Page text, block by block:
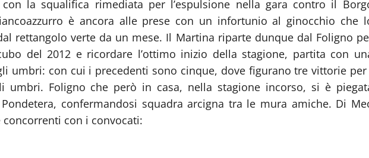
la squalifica rimediata per l’espulsione nella gara contro il
è ancora alle prese con un infortunio al ginocchio che
rettangolo verte da un mese. Il Martina riparte dunque dal Foligno
del 2012 e ricordare l’ottimo inizio della stagione, partita con
umbri: con cui i precedenti sono cinque, dove figurano tre vittorie
umbri. Foligno che però in casa, nella stagione incorso, si è
confermandosi squadra arcigna tra le mura amiche. Di
con i convocati: